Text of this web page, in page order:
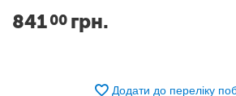
84100 грн.
Додати до переліку